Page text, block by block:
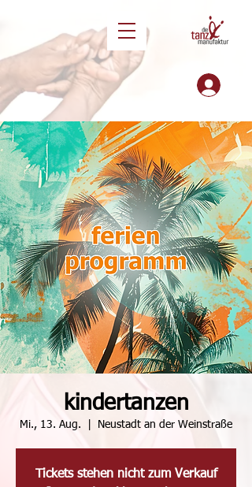
kindertanzen
Mi., 13. Aug. Neustadt an der Weinstraße
Tickets stehen nicht zum Verkauf